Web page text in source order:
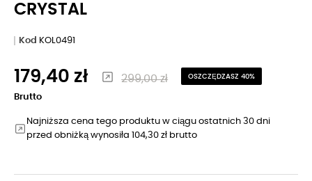
CRYSTAL
Kod KOL0491
179,40 zł 299,00 zł OSZCZĘDZASZ 40%
Brutto
Najniższa cena tego produktu w ciągu ostatnich 30 dni
przed obniżką wynosiła 104,30 zł brutto